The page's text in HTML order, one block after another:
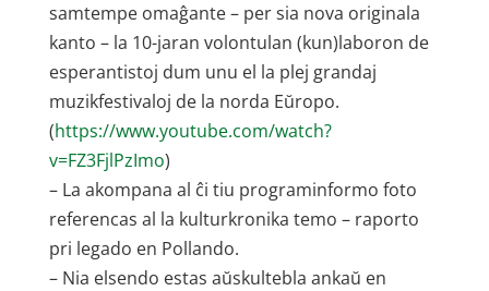
samtempe omaĝante – per sia nova originala
kanto – la 10-jaran volontulan (kun)laboron de
esperantistoj dum unu el la plej grandaj
muzikfestivaloj de la norda Eŭropo.
(https://www.youtube.com/watch?
v=FZ3FjlPzImo)
– La akompana al ĉi tiu programinformo foto
referencas al la kulturkronika temo – raporto
pri legado en Pollando.
– Nia elsendo estas aŭskultebla ankaŭ en